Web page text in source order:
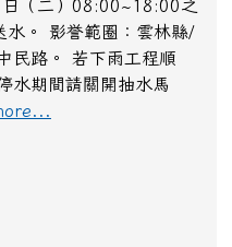
（二）08:00~18:00之
水。 影誉範圈：雲林縣/
民路。 若下雨工程順
水期間請關開抽水馬